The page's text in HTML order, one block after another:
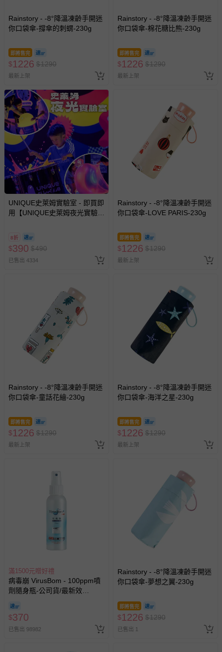
Rainstory - -8°降溫凍齡手開迷
你口袋傘-撐傘的刺蝟-230g
即將售完
$1226 $1290
最新上架
Rainstory - -8°降溫凍齡手開迷
你口袋傘-棉花糖比熊-230g
即將售完
$1226 $1290
最新上架
UNIQUE史萊姆實驗室 - 即買即
用【UNIQUE史萊姆夜光實驗室
8/30 (電子票券，於展期現場憑
訂單編號兌換，逾期作廢) (大
人小孩均一價(3歲以上需購票))
8折
$390 $490
已售出 4334
Rainstory - -8°降溫凍齡手開迷
你口袋傘-LOVE PARIS-230g
即將售完
$1226 $1290
最新上架
Rainstory - -8°降溫凍齡手開迷
你口袋傘-童話花繪-230g
即將售完
$1226 $1290
最新上架
Rainstory - -8°降溫凍齡手開迷
你口袋傘-海洋之星-230g
即將售完
$1226 $1290
最新上架
滿1500元贈好禮
病毒崩 VirusBom - 100ppm噴
劑隨身瓶-公司貨/最新效
$370
已售出 98982
Rainstory - -8°降溫凍齡手開迷
你口袋傘-夢想之翼-230g
即將售完
$1226 $1290
已售出 1